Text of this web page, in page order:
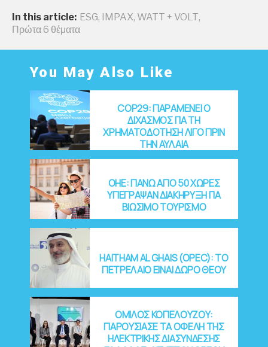
Αυγου
022
In this article: ESG, IMPAX, WATT + VOLT,
Πρώτα 6 θέματα
You May Also Like
COP29: ΠΑΡΑΜΕΝΕΙ Ο
ΔΙΧΑΣΜΟΣ ΓΙΑ ΤΗ
ΧΡΗΜΑΤΟΔΟΤΗΣΗ ΛΙΓΟ ΠΡΙΝ
ΤΗΝ ΑΥΛΑΙΑ
OHE: ΠΑΝΩ ΑΠΟ 50 ΧΩΡΕΣ
ΥΠΕΓΡΑΨΑΝ ΔΙΑΚΗΡΥΞΗ ΓΙΑ
ΒΙΩΣΙΜΟ ΤΟΥΡΙΣΜΟ
HAITHAM AL GHAIS (OPEC): ΤΟ
ΠΕΤΡΕΛΑΙΟ ΕΙΝΑΙ ΔΩΡΟ ΘΕΟΥ
ΟΜΙΛΟΣ ΚΟΠΕΛΟΥΖΟΥ:
ΠΑΡΟΥΣΙΑΣΕ ΤΑ ΟΦΕΛΗ ΤΗΣ
ΗΛΕΚΤΡΙΚΗΣ ΔΙΑΣΥΝΔΕΣΗΣ